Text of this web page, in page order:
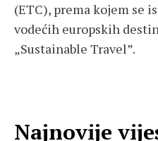
(ETC), prema kojem se
vodećih europskih
„Sustainable Travel”.
Najnovije